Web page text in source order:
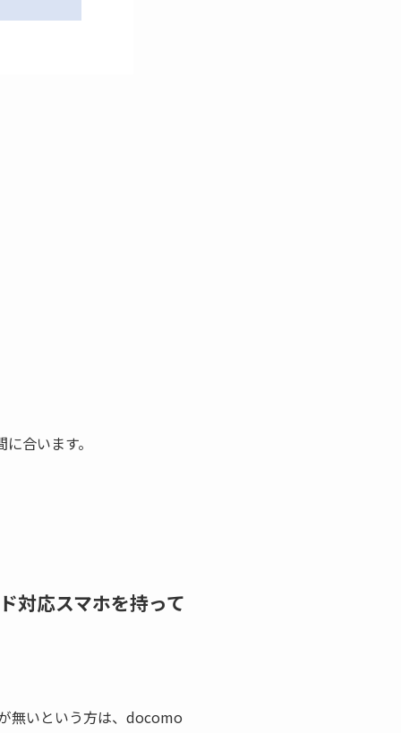
合います。
対応スマホを持って
無いという方は、docomo